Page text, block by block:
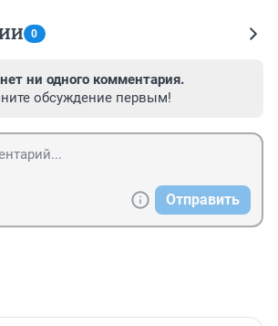
0
ни одного комментария.
обсуждение первым!
Отправить